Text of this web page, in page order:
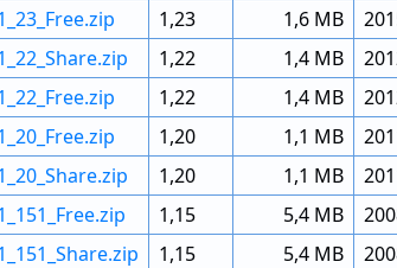
1,23 1,6 MB
1,22 1,4 MB
1,22 1,4 MB
1,20 1,1 MB
1,20 1,1 MB
1,15 5,4 MB
1,15 5,4 MB